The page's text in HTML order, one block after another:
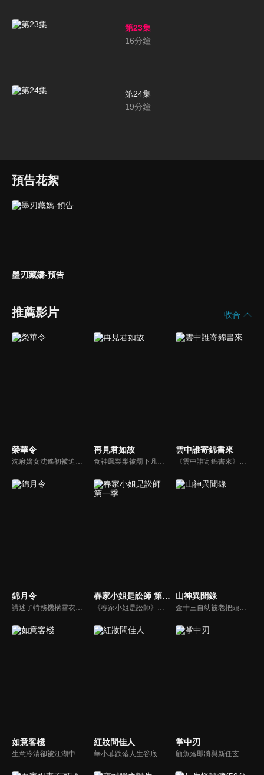
第23集
16分鐘
第24集
19分鐘
預告花絮
墨刃藏嬌-預告
推薦影片 收合
榮華令 再見君如故
食神鳳梨梨被罰下凡歷情劫，為了找到助她歷劫的真命天子，鳳梨梨化名風梨梨進了九黎城城主府，並在陰差陽錯之下嫁給了城主沈玉川。孰料真命天子竟另有其人，為此風梨梨千方百計逃離城主府。然而一場政治陰謀正悄無聲息地拉開帷幕...
雲中誰寄錦書來
錦月令 春家小姐是訟師 第一季 山神異聞錄
金十三自幼被老把頭金不換收養，習得一身放山採參的絕技。就在他們採得稀世珍寶「神龍二柱香」後，寶物卻遭人奪走，義父金不換慘遭殺害。為了報仇，金十三重返詭譎的山林，踏上追兇探秘的險途。而後金十三結識了勇闖關東的大小姐楊如意。兩人攜手共赴危機四伏的秘境，更意外揭開金十三的身世之謎...
如意客棧
生意冷清卻被江湖中人視作聖地的如意客棧，只有掌櫃紅夫人，帳房先生任凡生、廚子吳仁愛，三個人守著。江湖有個傳說，只要能被紅夫人召喚出額間的慾望之花並吸食，內心所有渴望都能實現。本來平靜的客棧卻被阿嵐的到來打破，阿嵐是弦月閣的刺客，派她來的人，正是之前的客人江湖諢名丸大人...
紅妝問佳人
華小菲跌落人生谷底、負債昏迷，夢中穿越繁華都城創業，結識守衛軍首領徐子齊與商會會長房離恨。皇后命徐子齊暗查官商勾結、哄抬物價案，真相直指商會。華小菲憑誠信經營崛起，與徐子齊呈上帳本揭露罪行，惡人伏法，最終成就傳奇女商人並喜結連理。
掌中刃
顧魚落即將與新任玄機閣閣主顧朝夕成婚之際，顧朝夕遭人暗殺了。為穩定局勢，魚落得找個人來假扮顧朝夕。而太子殷晝為避禍調查潛入顧家，假扮顧朝夕。殷晝人前溫柔繾綣，人後殺伐果斷，卻發現魚落的夫君竟正是當年他失蹤的大哥。各自懷揣秘密的二人從針鋒相對到互生情愫，最終心意相通。